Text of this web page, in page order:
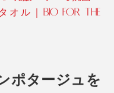
ル｜BIO FOR THE
ポタージュを